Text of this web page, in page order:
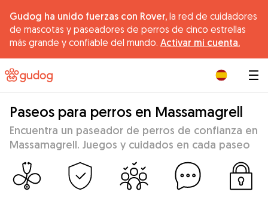
Gudog ha unido fuerzas con Rover, la red de cuidadores
de mascotas y paseadores de perros de cinco estrellas
más grande y confiable del mundo. Activar mi cuenta.
Paseos para perros en Massamagrell
Encuentra un paseador de perros de confianza en
Massamagrell. Juegos y cuidados en cada paseo